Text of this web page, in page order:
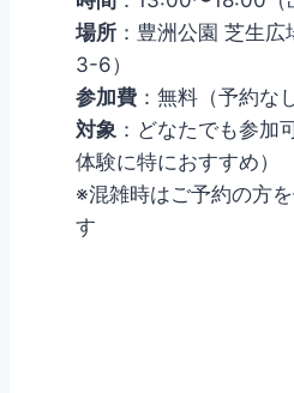
場所：豊洲公園 芝生
3-6）
参加費：無料（予約な
対象：どなたでも参加
体験に特におすすめ）
※混雑時はご予約の方
す